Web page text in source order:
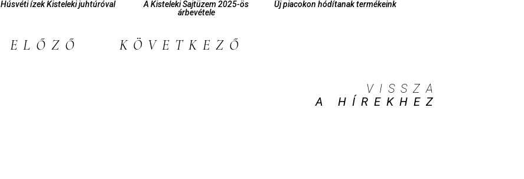
Húsvéti ízek Kisteleki juhtúróval
A Kisteleki Sajtüzem 2025-ös
árbevétele
Új piacokon hódítanak termékeink
ELŐZŐ KÖVETKEZŐ
VISSZA
A HÍREKHEZ